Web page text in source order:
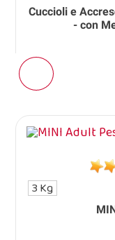
Cuccioli e
- con
3 Kg